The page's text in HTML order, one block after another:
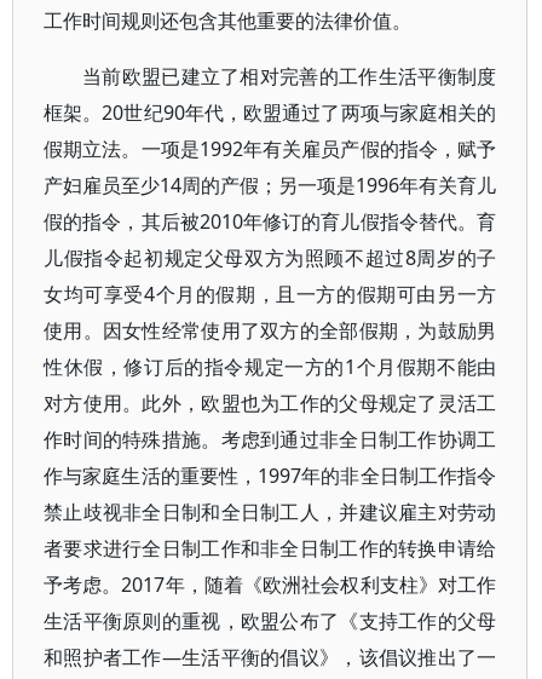
工作时间规则还包含其他重要的法律价值。
当前欧盟已建立了相对完善的工作生活平衡制度
框架。20世纪90年代，欧盟通过了两项与家庭相关的
假期立法。一项是1992年有关雇员产假的指令，赋予
产妇雇员至少14周的产假；另一项是1996年有关育儿
假的指令，其后被2010年修订的育儿假指令替代。育
儿假指令起初规定父母双方为照顾不超过8周岁的子
女均可享受4个月的假期，且一方的假期可由另一方
使用。因女性经常使用了双方的全部假期，为鼓励男
性休假，修订后的指令规定一方的1个月假期不能由
对方使用。此外，欧盟也为工作的父母规定了灵活工
作时间的特殊措施。考虑到通过非全日制工作协调工
作与家庭生活的重要性，1997年的非全日制工作指令
禁止歧视非全日制和全日制工人，并建议雇主对劳动
者要求进行全日制工作和非全日制工作的转换申请给
予考虑。2017年，随着《欧洲社会权利支柱》对工作
生活平衡原则的重视，欧盟公布了《支持工作的父母
和照护者工作—生活平衡的倡议》，该倡议推出了一